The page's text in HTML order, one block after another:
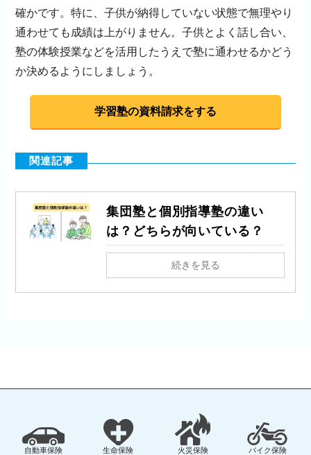
確かです。特に、子供が納得していない状態で無理やり
通わせても成績は上がりません。子供とよく話し合い、
塾の体験授業などを活用したうえで塾に通わせるかどう
か決めるようにしましょう。
学習塾の資料請求をする
関連記事
集団塾と個別指導塾の違い
は？どちらが向いている？
続きを見る
自動車保険 生命保険 火災保険 バイク保険